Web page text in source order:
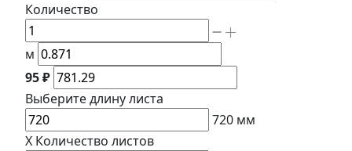
Количество
м
95 ₽
Выберите длинулиста
720 мм
X Количество листов